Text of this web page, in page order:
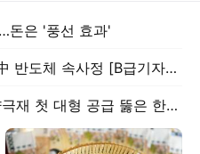
돈은 '풍선 효과'
"삼전·닉스 이래서 빠졌네"…中 반도체 속사정 [B급기자의 B급리포트]
"3조 잭팟 터뜨렸다"…LFP 양극재 첫 대형 공급 뚫은 한국 기업